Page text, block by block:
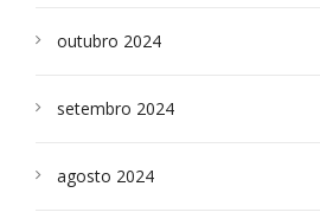
outubro 2024
setembro 2024
agosto 2024